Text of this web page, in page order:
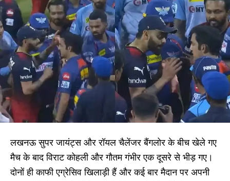
लखनऊ सुपर जायंट्स और रॉयल चैलेंजर बैंगलोर के बीच खेले गए
मैच के बाद विराट कोहली और गौतम गंभीर एक दूसरे से भीड़ गए।
दोनों ही काफी एग्रेसिव खिलाड़ी हैं और कई बार मैदान पर अपनी